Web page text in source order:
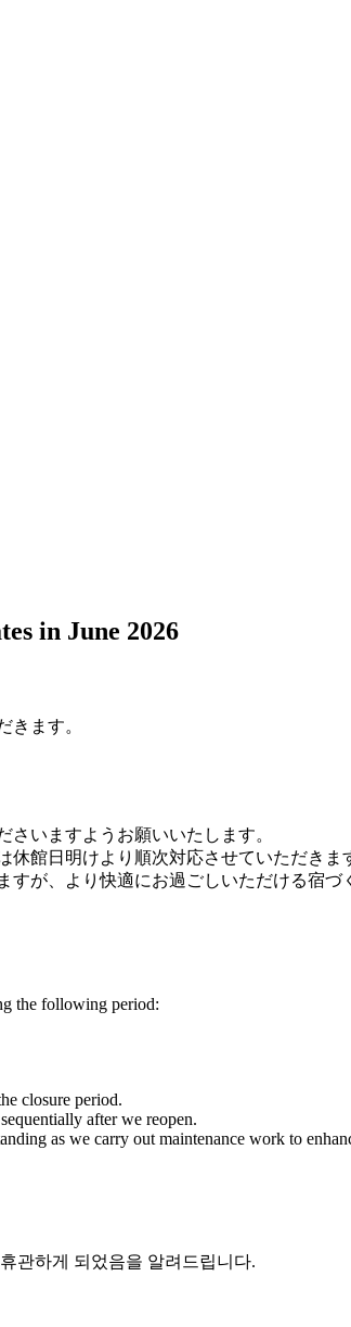
in June 2026
きます。
いますようお願いいたします。
休館日明けより順次対応させていただきま
が、より快適にお過ごしいただける宿
the following period:
closure period.
after we reopen.
as we carry out maintenance work to
관하게 되었음을 알려드립니다.